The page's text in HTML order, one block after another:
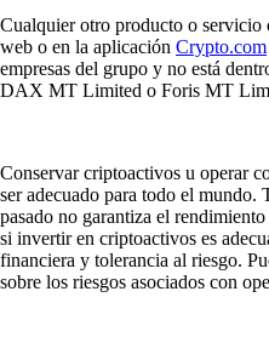
Cualquier otro producto o servicio
web o en la aplicación Crypto.com
empresas del grupo y no está
DAX MT Limited o Foris MT
Conservar criptoactivos u operar
ser adecuado para todo el mundo.
pasado no garantiza el
si invertir en criptoactivos es
financiera y tolerancia al riesgo.
sobre los riesgos asociados con